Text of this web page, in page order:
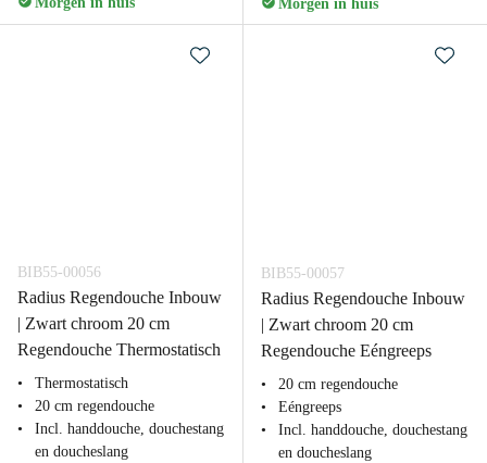
Morgen in huis
BIB55-00056
Radius Regendouche Inbouw
| Zwart chroom 20 cm
Regendouche Thermostatisch
Thermostatisch
20 cm regendouche
Incl. handdouche, douchestang
en doucheslang
BIB55-00057
Radius Regendouche Inbouw
| Zwart chroom 20 cm
Regendouche Eéngreeps
20 cm regendouche
Eéngreeps
Incl. handdouche, douchestang
en doucheslang